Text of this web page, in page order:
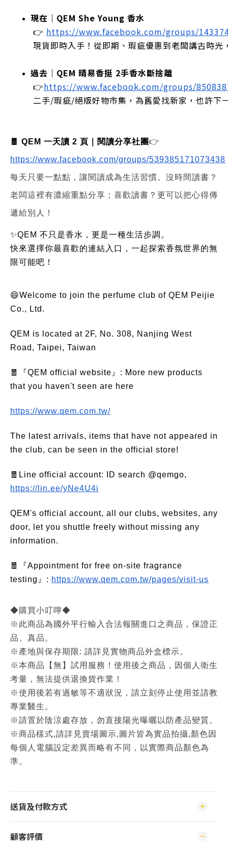
現在｜QEM She Young 香水
👉 https://www.facebook.com/groups/
現貨即時入手！從即期、瑕疵優惠到老闆講古時
過去｜QEM 晴易香挺 2手香水斷捨離
👉https://www.facebook.com/groups/
二手/瑕疵/絕版好物市集，為舊愛找新家，也許下
🧧 QEM 一天讀 2 頁｜閱讀分享社團👉
https://www.facebook.com/groups/539385171073438
每天只要一點點，讓閱讀成為生活習慣。沒時間讀書？
老闆這裡有濃縮重點分享；喜歡讀書？更可以把心得傳
遞給別人！
✨QEM 不只是香水，更是一種生活步調。
快來選擇你最喜歡的連結入口，一起探索香氛世界的無
限可能吧！
😄Welcome to join the perfume club of QEM Peijie
Co., Ltd.
QEM is located at 2F, No. 308, Nanjing West
Road, Taipei, Taiwan
🧧『QEM official website』: More new products
that you haven't seen are here
https://www.qem.com.tw/
The latest arrivals, items that have not appeared in
the club, can be seen in the official store!
🧧Line official account: ID search @qemgo,
https://lin.ee/yNe4U4i
QEM's official account, all our clubs, websites, any
door, let you shuttle freely without missing any
information.
🧧『Appointment for free on-site fragrance
testing』: https://www.qem.com.tw/pages/visit-us
◆購買小叮嚀◆
※此商品為國外平行輸入合法報關進口之商品，保證正
品、真品。
※產地與保存期限: 請詳見實物商品外盒標示。
※本商品【無】試用服務！使用後之商品，因個人衛生
考量，無法提供退換貨作業！
※使用後若有過敏等不適狀況，請立刻停止使用並請教
專業醫生。
※請置於陰涼處存放，勿直接陽光曝曬以防產品變質。
※商品樣式,請詳見賣場圖示,圖片皆為實品拍攝,顏色因
每個人電腦設定差異而略有不同，以實際商品顏色為
準。
送貨及付款方式
顧客評價